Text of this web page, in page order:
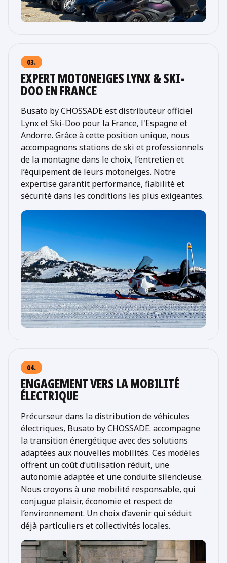
03.
EXPERT MOTONEIGES LYNX & SKI-
DOO EN FRANCE
Busato by CHOSSADE est distributeur officiel
Lynx et Ski-Doo pour la France, l'Espagne et
Andorre. Grâce à cette position unique, nous
accompagnons stations de ski et professionnels
de la montagne dans le choix, l’entretien et
l’équipement de leurs motoneiges. Notre
expertise garantit performance, fiabilité et
sécurité dans les conditions les plus exigeantes.
04.
ENGAGEMENT VERS LA MOBILITÉ
ÉLECTRIQUE
Précurseur dans la distribution de véhicules
électriques, Busato by CHOSSADE. accompagne
la transition énergétique avec des solutions
adaptées aux nouvelles mobilités. Ces modèles
offrent un coût d’utilisation réduit, une
autonomie adaptée et une conduite silencieuse.
Nous croyons à une mobilité responsable, qui
conjugue plaisir, économie et respect de
l’environnement. Un choix d’avenir qui séduit
déjà particuliers et collectivités locales.